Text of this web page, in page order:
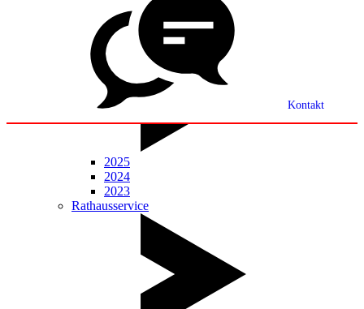
Kontakt
Statistik
Mitteilungsblatt
2025
2024
2023
Rathausservice